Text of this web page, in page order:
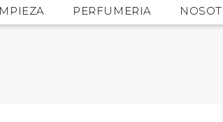
PERFUMERIA